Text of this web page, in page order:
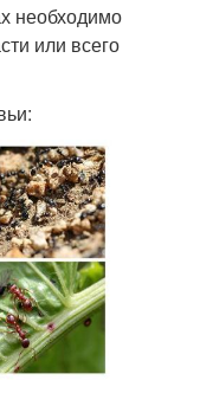
необходимо
или всего